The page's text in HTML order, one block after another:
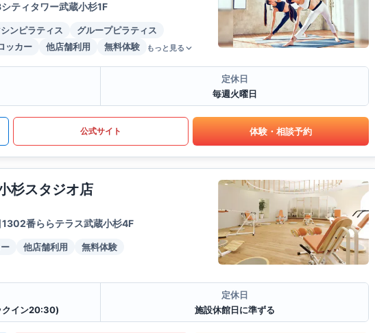
ティタワー武蔵小杉1F
ンピラティス
グループピラティス
ッカー 他店舗利用 無料体験 もっと見る
定休日
毎週火曜日
公式サイト 体験・相談予約
杉スタジオ店
番ららテラス武蔵小杉4F
他店舗利用
無料体験
クイン20:30)
定休日
施設休館日に準ずる